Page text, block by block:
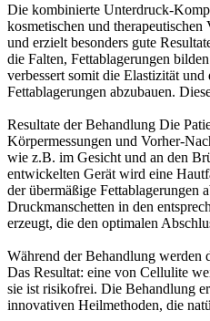
Die kombinierte Unterdruck-
kosmetischen und
und erzielt besonders gute
die Falten, Fettablagerungen
verbessert somit die Elastizität
Fettablagerungen abzubauen.
Resultate der Behandlung Die
Körpermessungen und Vorher-
wie z.B. im Gesicht und an den
entwickelten Gerät wird eine
der übermäßige
Druckmanschetten in den
erzeugt, die den optimalen
Während der Behandlung werden
Das Resultat: eine von Cellulite
sie ist risikofrei. Die Behandlung
innovativen Heilmethoden, die